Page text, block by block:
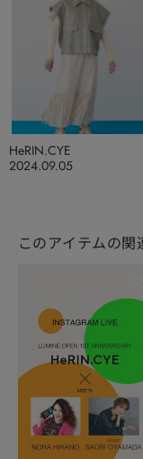
2024.09.05
HeRIN.CYE
このアイテムの関